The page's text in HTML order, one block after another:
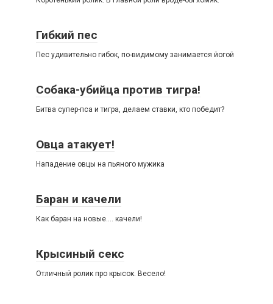
Гибкий пес
Пес удивительно гибок, по-видимому занимается йогой
Собака-убийца против тигра!
Битва супер-пса и тигра, делаем ставки, кто победит?
Овца атакует!
Нападение овцы на пьяного мужика
Баран и качели
Как баран на новые…. качели!
Крысиный секс
Отличный ролик про крысок. Весело!